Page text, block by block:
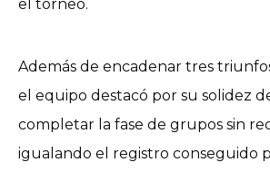
el torneo.
Además de encadenar tres
el equipo destacó por su solidez
completar la fase de grupos sin
igualando el registro conseguido